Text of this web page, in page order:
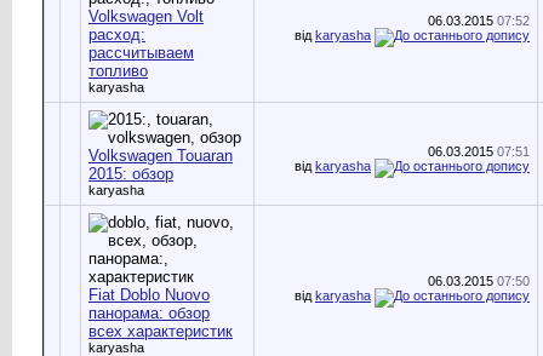
Volkswagen Volt
расход:
рассчитываем
топливо
karyasha
06.03.2015 07:52
від karyasha
Volkswagen Touaran
2015: обзор
karyasha
06.03.2015 07:51
від karyasha
Fiat Doblo Nuovo
панорама: обзор
всех характеристик
karyasha
06.03.2015 07:50
від karyasha